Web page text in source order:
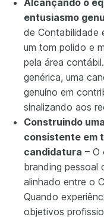
entusiasmo
de Contabilidade
um tom polido e
pela área
genérica, uma
genuíno em
sinalizando aos
Construindo
consistente em
candidatura – O
branding
alinhado entre o
Quando
objetivos